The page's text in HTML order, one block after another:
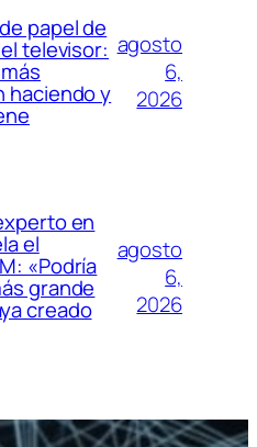
papel de
televisor:
haciendo y
agosto
6,
2026
en
el
«Podría
grande
creado
agosto
6,
2026